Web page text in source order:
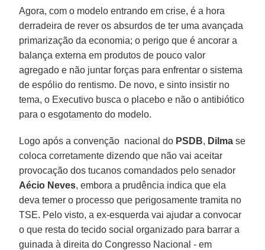
Agora, com o modelo entrando em crise, é a hora
derradeira de rever os absurdos de ter uma avançada
primarização da economia; o perigo que é ancorar a
balança externa em produtos de pouco valor
agregado e não juntar forças para enfrentar o sistema
de espólio do rentismo. De novo, e sinto insistir no
tema, o Executivo busca o placebo e não o antibiótico
para o esgotamento do modelo.
Logo após a convenção nacional do PSDB, Dilma se
coloca corretamente dizendo que não vai aceitar
provocação dos tucanos comandados pelo senador
Aécio Neves, embora a prudência indica que ela
deva temer o processo que perigosamente tramita no
TSE. Pelo visto, a ex-esquerda vai ajudar a convocar
o que resta do tecido social organizado para barrar a
guinada à direita do Congresso Nacional - em